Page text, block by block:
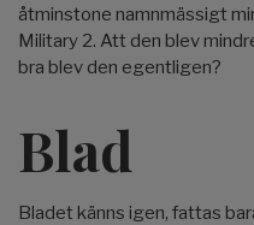
åtminstone namnmässigt
Military 2. Att den blev
bra blev den egentligen?
Blad
Bladet känns igen, fattas